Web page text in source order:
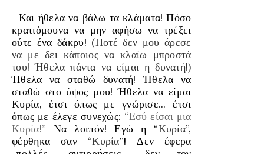
Και ήθελα να βάλω τα κλάματα! Πόσο
κρατιόμουνα να μην αφήσω να τρέξει
ούτε ένα δάκρυ! (Ποτέ δεν μου άρεσε
να με δει κάποιος να κλαίω μπροστά
του! Ήθελα πάντα να είμαι η δυνατή!)
Ήθελα να σταθώ δυνατή! Ήθελα να
σταθώ στο ύψος μου! Ήθελα να είμαι
Κυρία, έτσι όπως με γνώρισε… έτσι
όπως με έλεγε συνεχώς: “Εσύ είσαι μια
Κυρία!” Να λοιπόν! Εγώ η “Κυρία”,
φέρθηκα σαν “Κυρία”! Δεν έφερα